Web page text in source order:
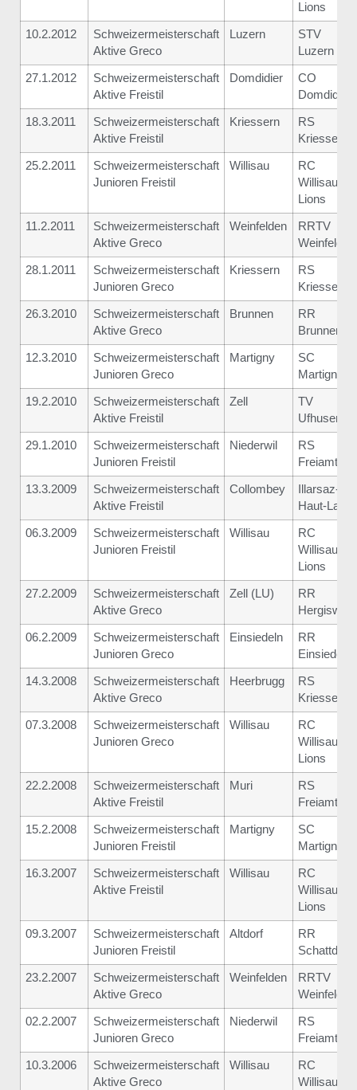
Lions
10.2.2012
Schweizermeisterschaft
Aktive Greco
Luzern
STV
Luzern
27.1.2012
Schweizermeisterschaft
Aktive Freistil
Domdidier
CO
Domdidier
18.3.2011
Schweizermeisterschaft
Aktive Freistil
Kriessern
RS
Kriessern
25.2.2011
Schweizermeisterschaft
Junioren Freistil
Willisau
RC
Willisau
Lions
11.2.2011
Schweizermeisterschaft
Aktive Greco
Weinfelden
RRTV
Weinfelden
28.1.2011
Schweizermeisterschaft
Junioren Greco
Kriessern
RS
Kriessern
26.3.2010
Schweizermeisterschaft
Aktive Greco
Brunnen
RR
Brunnen
12.3.2010
Schweizermeisterschaft
Junioren Greco
Martigny
SC
Martigny
19.2.2010
Schweizermeisterschaft
Aktive Freistil
Zell
TV
Ufhusen
29.1.2010
Schweizermeisterschaft
Junioren Freistil
Niederwil
RS
Freiamt
13.3.2009
Schweizermeisterschaft
Aktive Freistil
Collombey
Illarsaz-
Haut-Lac
06.3.2009
Schweizermeisterschaft
Junioren Freistil
Willisau
RC
Willisau
Lions
27.2.2009
Schweizermeisterschaft
Aktive Greco
Zell (LU)
RR
Hergiswil
06.2.2009
Schweizermeisterschaft
Junioren Greco
Einsiedeln
RR
Einsiedeln
14.3.2008
Schweizermeisterschaft
Aktive Greco
Heerbrugg
RS
Kriessern
07.3.2008
Schweizermeisterschaft
Junioren Greco
Willisau
RC
Willisau
Lions
22.2.2008
Schweizermeisterschaft
Aktive Freistil
Muri
RS
Freiamt
15.2.2008
Schweizermeisterschaft
Junioren Freistil
Martigny
SC
Martigny
16.3.2007
Schweizermeisterschaft
Aktive Freistil
Willisau
RC
Willisau
Lions
09.3.2007
Schweizermeisterschaft
Junioren Freistil
Altdorf
RR
Schattdorf
23.2.2007
Schweizermeisterschaft
Aktive Greco
Weinfelden
RRTV
Weinfelden
02.2.2007
Schweizermeisterschaft
Junioren Greco
Niederwil
RS
Freiamt
10.3.2006
Schweizermeisterschaft
Aktive Greco
Willisau
RC
Willisau